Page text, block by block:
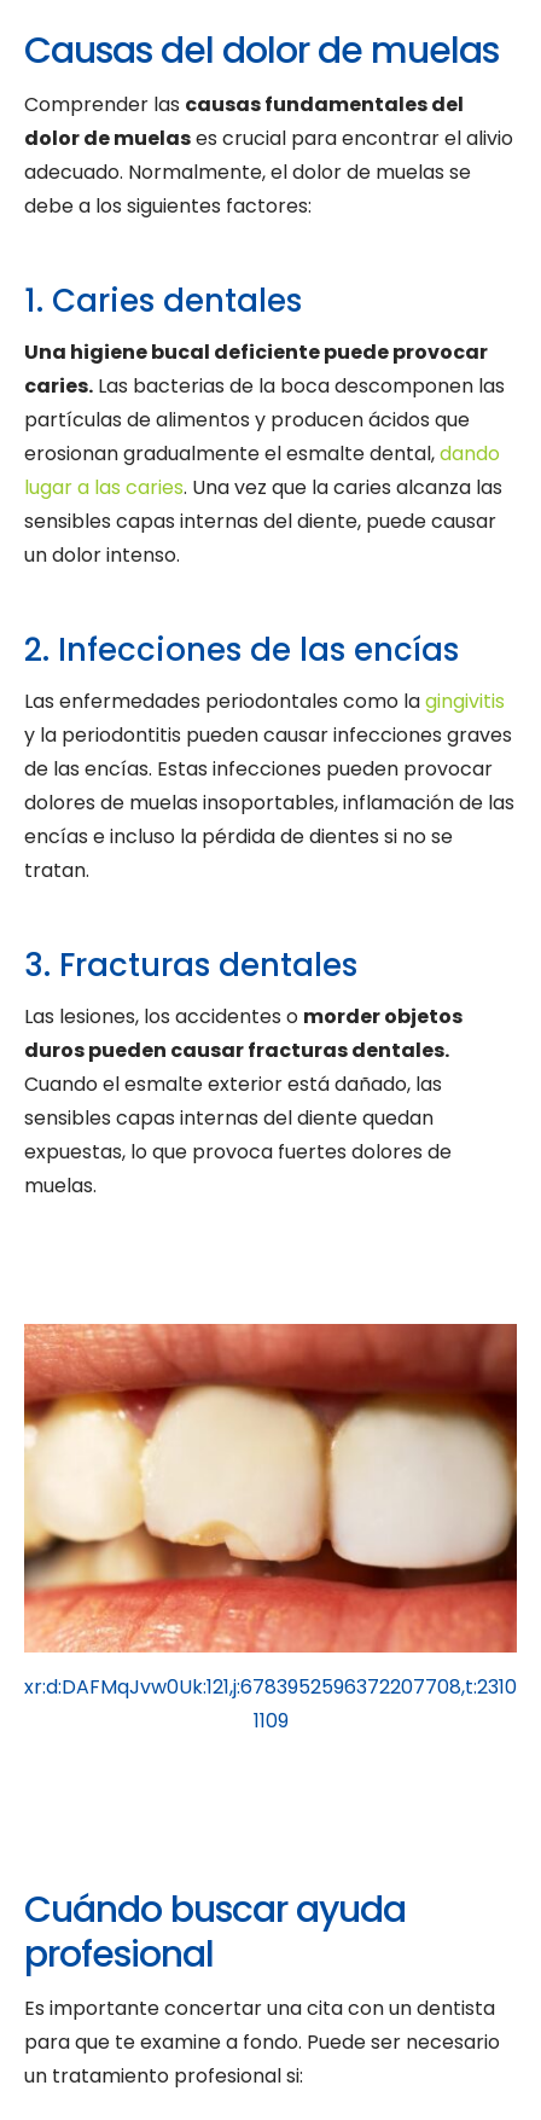
Causas del dolor de muelas
Comprender las causas fundamentales del
dolor de muelases crucial para encontrar el alivio
adecuado. Normalmente, el dolor de muelas se
debe a los siguientes factores:
1. Caries dentales
Una higiene bucal deficiente puede provocar
caries. Las bacterias de la boca descomponen las
partículas de alimentos y producen ácidos que
erosionan gradualmente el esmalte dental,dando
lugar a las caries. Una vez que la caries alcanza las
sensibles capas internas del diente, puede causar
un dolor intenso.
2. Infecciones de las encías
Las enfermedades periodontales como lagingivitis
y la periodontitis pueden causar infecciones graves
de las encías. Estas infecciones pueden provocar
dolores de muelas insoportables, inflamación de las
encías e incluso la pérdida de dientes si no se
tratan.
3. Fracturas dentales
Las lesiones, los accidentes o morder objetos
duros pueden causar fracturas dentales.
Cuando el esmalte exterior está dañado, las
sensibles capas internas del diente quedan
expuestas, lo que provoca fuertes dolores de
muelas.
xr:d:DAFMqJvw0Uk:121,j:6783952596372207708,t:2310
1109
Cuándo buscar ayuda
profesional
Es importante concertar una cita con un dentista
para que te examine a fondo. Puede ser necesario
un tratamiento profesional si: